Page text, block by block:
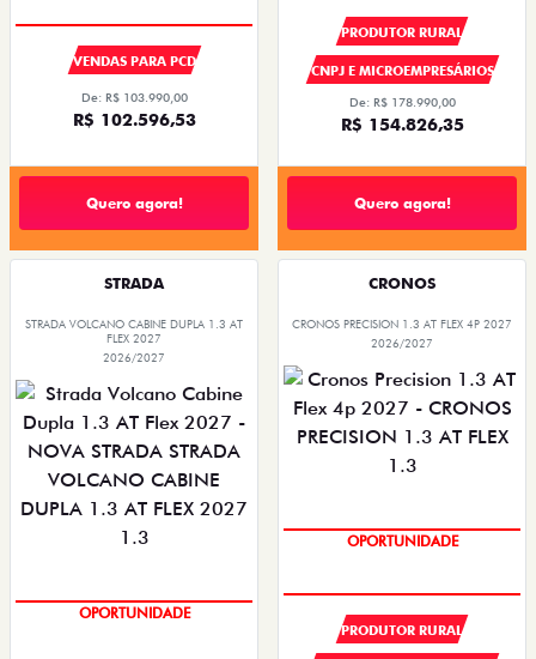
VENDAS PARA PCD
De: R$ 103.990,00
R$ 102.596,53
Quero agora!
PRODUTOR RURAL
CNPJ E MICROEMPRESÁRIOS
De: R$ 178.990,00
R$ 154.826,35
Quero agora!
STRADA
STRADA VOLCANO CABINE DUPLA 1.3 AT
FLEX 2027
2026/2027
CRONOS
CRONOS PRECISION 1.3 AT FLEX 4P 2027
2026/2027
PRODUTOR RURAL